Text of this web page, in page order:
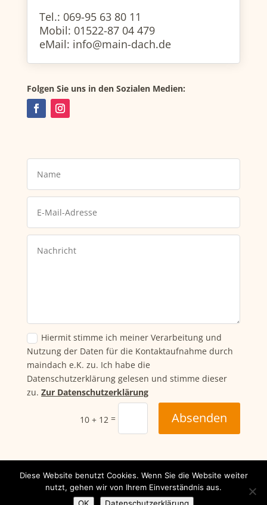
Tel.: 069-95 63 80 11
Mobil: 01522-87 04 479
eMail: info@main-dach.de
Folgen Sie uns in den Sozialen Medien:
Hiermit stimme ich meiner Verarbeitung und
Nutzung der Daten für die Kontaktaufnahme durch
maindach e.K. zu. Ich habe die
Datenschutzerklärung gelesen und stimme dieser
zu.Zur Datenschutzerklärung
10 + 12 = Absenden
Impressum
Datenschutzerklärung
Kontakt
Diese Website benutzt Cookies. Wenn Sie die Website weiter
nutzt, gehen wir von Ihrem Einverständnis aus.